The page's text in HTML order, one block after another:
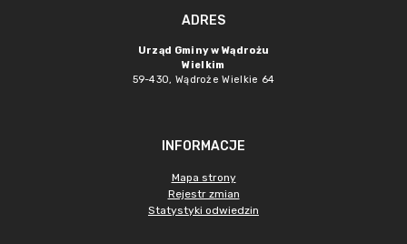
ADRES
Urząd Gminy w Wądrożu
Wielkim
59-430, Wądroże Wielkie 64
INFORMACJE
Mapa strony
Rejestr zmian
Statystyki odwiedzin